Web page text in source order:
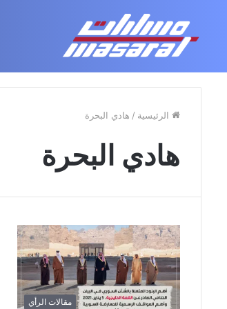
الخميس, أغسطس 6 2026 أحدث مقالاتنا
الرئيسية / هادي البحرة
هادي البحرة
مقالات الرأي